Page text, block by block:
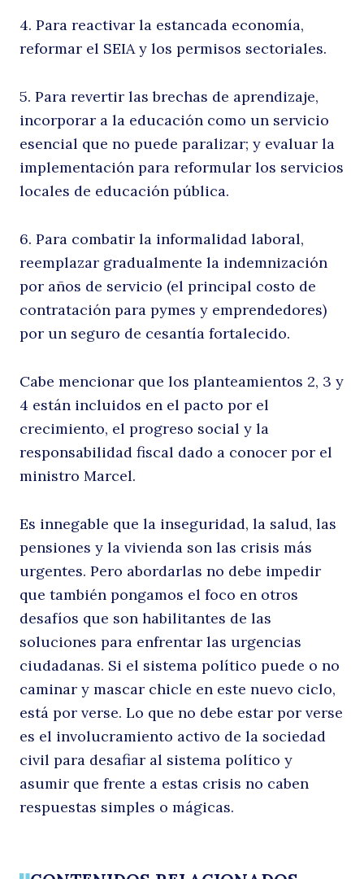
4. Para reactivar la estancada economía,
reformar el SEIA y los permisos sectoriales.
5. Para revertir las brechas de aprendizaje,
incorporar a la educación como un servicio
esencial que no puede paralizar; y evaluar la
implementación para reformular los servicios
locales de educación pública.
6. Para combatir la informalidad laboral,
reemplazar gradualmente la indemnización
por años de servicio (el principal costo de
contratación para pymes y emprendedores)
por un seguro de cesantía fortalecido.
Cabe mencionar que los planteamientos 2, 3 y
4 están incluidos en el pacto por el
crecimiento, el progreso social y la
responsabilidad fiscal dado a conocer por el
ministro Marcel.
Es innegable que la inseguridad, la salud, las
pensiones y la vivienda son las crisis más
urgentes. Pero abordarlas no debe impedir
que también pongamos el foco en otros
desafíos que son habilitantes de las
soluciones para enfrentar las urgencias
ciudadanas. Si el sistema político puede o no
caminar y mascar chicle en este nuevo ciclo,
está por verse. Lo que no debe estar por verse
es el involucramiento activo de la sociedad
civil para desafiar al sistema político y
asumir que frente a estas crisis no caben
respuestas simples o mágicas.